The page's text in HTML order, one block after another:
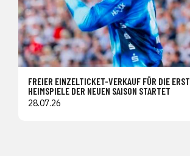
FREIER EINZELTICKET-VERKAUF FÜR DIE
HEIMSPIELE DER NEUEN SAISON STARTET
28.07.26